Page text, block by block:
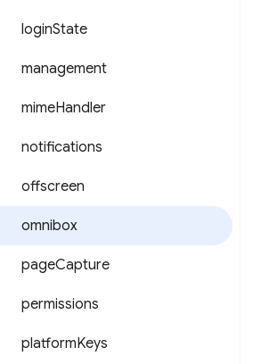
loginState
management
mimeHandler
notifications
offscreen
omnibox
pageCapture
permissions
platformKeys